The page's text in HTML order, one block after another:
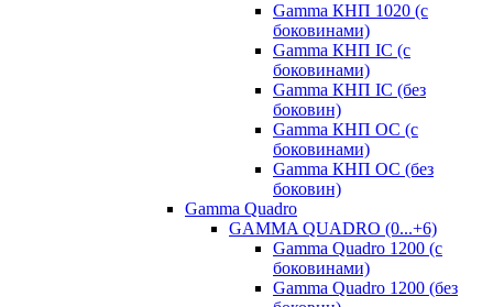
Gamma КНП 1020 (с
боковинами)
Gamma КНП IC (c
боковинами)
Gamma КНП IC (без
боковин)
Gamma КНП OC (c
боковинами)
Gamma КНП OC (без
боковин)
Gamma Quadro
GAMMA QUADRO (0...+6)
Gamma Quadro 1200 (с
боковинами)
Gamma Quadro 1200 (без